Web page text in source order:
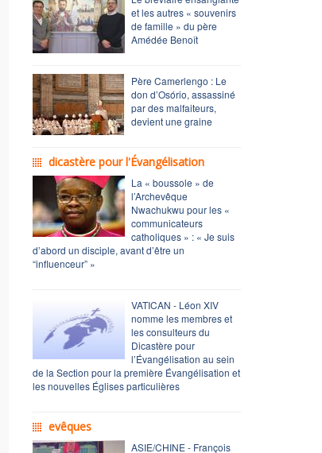
et les autres « souvenirs
de famille » du père
Amédée Benoît
Père Camerlengo : Le
don d’Osório, assassiné
par des malfaiteurs,
devient une graine
dicastère pour l'Évangélisation
La « boussole » de
l’Archevêque
Nwachukwu pour les «
communicateurs
catholiques » : « Je suis
d’abord un disciple, avant d’être un
“influenceur” »
VATICAN - Léon XIV
nomme les membres et
les consulteurs du
Dicastère pour
l’Évangélisation au sein
de la Section pour la première Évangélisation et
les nouvelles Églises particulières
evêques
ASIE/CHINE - François